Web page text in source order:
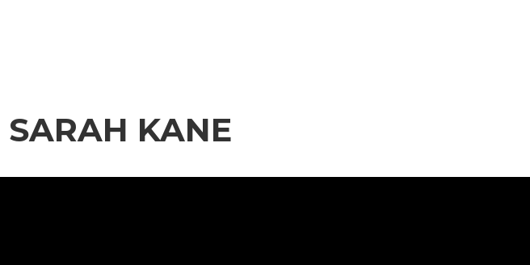
SARAH KANE